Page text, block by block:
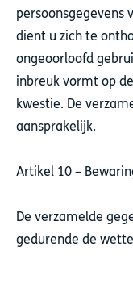
persoonsgegevens
dient u zich te
ongeoorloofd
inbreuk vormt op
kwestie. De
aansprakelijk.
Artikel 10 –
De verzamelde
gedurende de